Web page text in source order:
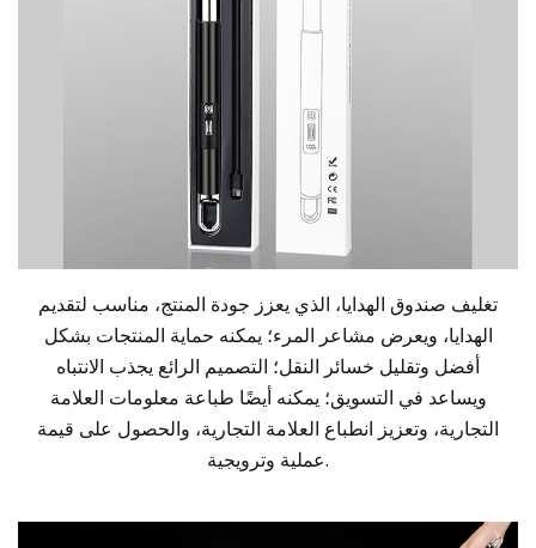
تغليف صندوق الهدايا، الذي يعزز جودة المنتج، مناسب لتقديم
الهدايا، ويعرض مشاعر المرء؛ يمكنه حماية المنتجات بشكل
أفضل وتقليل خسائر النقل؛ التصميم الرائع يجذب الانتباه
ويساعد في التسويق؛ يمكنه أيضًا طباعة معلومات العلامة
التجارية، وتعزيز انطباع العلامة التجارية، والحصول على قيمة
عملية وترويجية.